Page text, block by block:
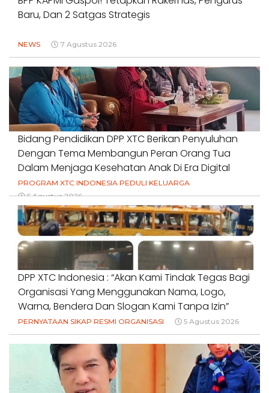
Baru, Dan 2 Satgas Strategis
NEWS 7 Agustus 2026
Bidang Pendidikan DPP XTC Berikan Penyuluhan
Dengan Tema Membangun Peran Orang Tua
Dalam Menjaga Kesehatan Anak Di Era Digital
PROGRAM XTC INDONESIA PEDULI KELUARGA
5 Agustus 2026
DPP XTC Indonesia : “Akan Kami Tindak Tegas Bagi
Organisasi Yang Menggunakan Nama, Logo,
Warna, Bendera Dan Slogan Kami Tanpa Izin”
PERNYATAAN SIKAP RESMI ORGANISASI 5 Agustus 2026